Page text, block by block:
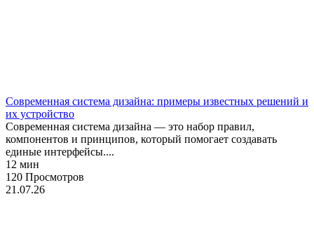
Современная система дизайна: примеры известных решений и
их устройство
Современная система дизайна — это набор правил,
компонентов и принципов, который помогает создавать
единые интерфейсы....
12 мин
120 Просмотров
21.07.26